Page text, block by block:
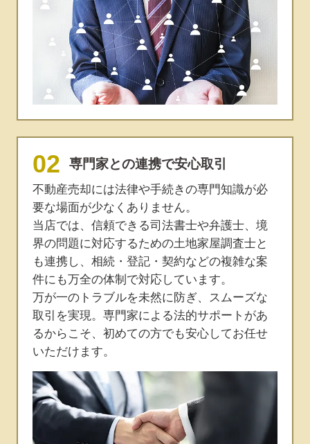
専門家との連携で安心取引
不動産売却には法律や手続きの専門知識が必
要な場面が少なくありません。
当店では、信頼できる司法書士や弁護士、境
界の問題に対応するための土地家屋調査士と
も連携し、相続・登記・契約などの複雑な案
件にも万全の体制で対応しています。
万が一のトラブルを未然に防ぎ、スムーズな
取引を実現。専門家による法的サポートがあ
るからこそ、初めての方でも安心してお任せ
いただけます。